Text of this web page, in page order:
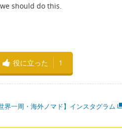
should do this.
役に立った 1
世界一周・海外ノマド】インスタグラム